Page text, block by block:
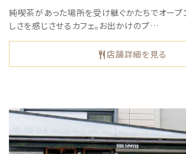
純喫茶があった場所を受け継ぐかたちでオープ
しさを感じさせるカフェ。お出かけのプ…
店舗詳細を見る